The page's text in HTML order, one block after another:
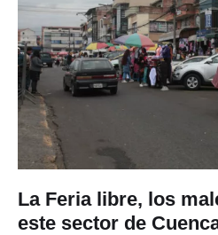
La Feria libre, los
este sector de